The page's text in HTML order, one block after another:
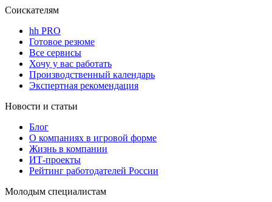
Соискателям
hh PRO
Готовое резюме
Все сервисы
Хочу у вас работать
Производственный календарь
Экспертная рекомендация
Новости и статьи
Блог
О компаниях в игровой форме
Жизнь в компании
ИТ-проекты
Рейтинг работодателей России
Молодым специалистам